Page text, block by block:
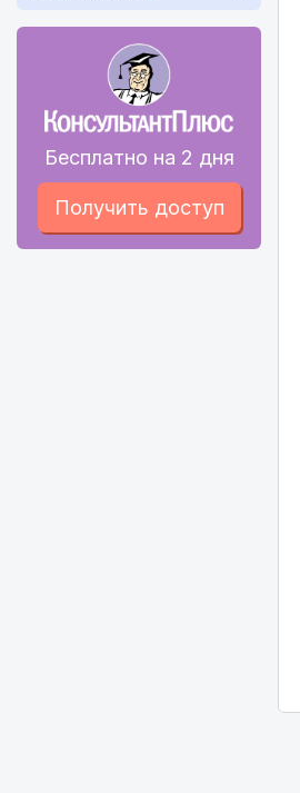
Бесплатно на 2 дня
Получить доступ